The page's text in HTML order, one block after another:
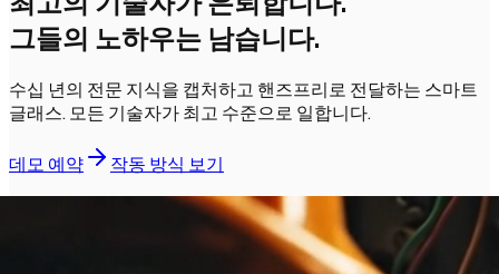
그들의 노하우는 남습니다.
수십 년의 전문 지식을 캡처하고 핸즈프리로 전달하는 스마트
글래스. 모든 기술자가 최고 수준으로 일합니다.
데모 예약 작동 방식 보기
15분 통화 · 라이브 시연 · 부담 없이